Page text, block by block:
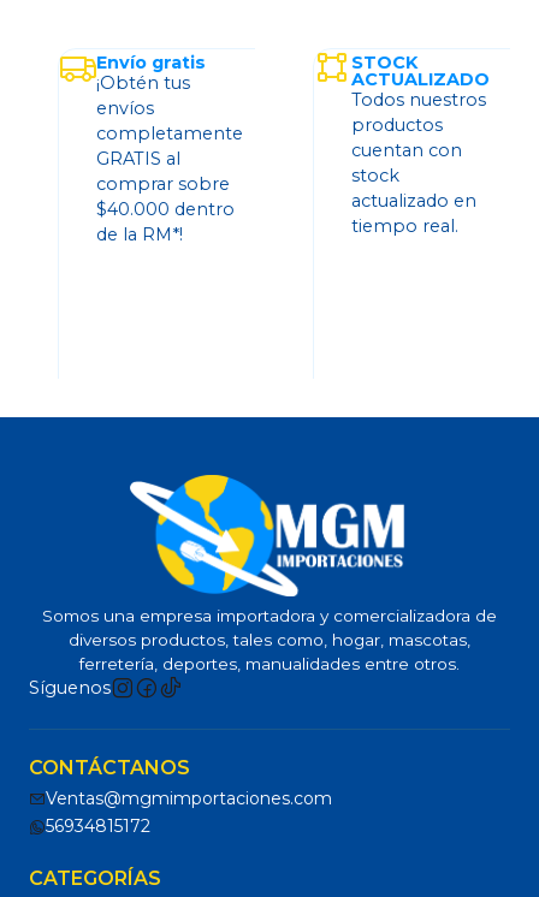
Envío gratis
¡Obtén tus
envíos
completamente
GRATIS al
comprar sobre
$40.000 dentro
de la RM*!
STOCK
ACTUALIZADO
Todos nuestros
productos
cuentan con
stock
actualizado en
tiempo real.
Somos una empresa importadora y comercializadora de
diversos productos, tales como, hogar, mascotas,
ferretería, deportes, manualidades entre otros.
Síguenos
CONTÁCTANOS
Ventas@mgmimportaciones.com
56934815172
CATEGORÍAS